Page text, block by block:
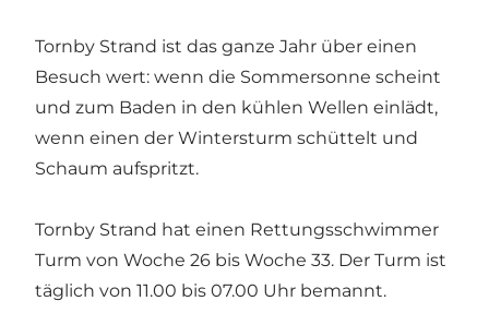
Tornby Strand ist das ganze Jahr über einen
Besuch wert: wenn die Sommersonne scheint
und zum Baden in den kühlen Wellen einlädt,
wenn einen der Wintersturm schüttelt und
Schaum aufspritzt.
Tornby Strand hat einen Rettungsschwimmer
Turm von Woche 26 bis Woche 33. Der Turm ist
täglich von 11.00 bis 07.00 Uhr bemannt.